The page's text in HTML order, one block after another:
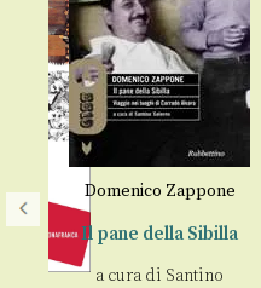
Domenico Zappone
Il pane della Sibilla
a cura di Santino